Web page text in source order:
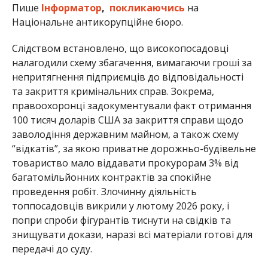
Пише Інформатор, покликаючись на
Національне антикорупційне бюро.
Слідством встановлено, що високопосадовці
налагодили схему збагачення, вимагаючи гроші за
непритягнення підприємців до відповідальності
та закриття кримінальних справ. Зокрема,
правоохоронці задокументували факт отримання
100 тисяч доларів США за закриття справи щодо
заволодіння державним майном, а також схему
“відкатів”, за якою приватне дорожньо-будівельне
товариство мало віддавати прокурорам 3% від
багатомільйонних контрактів за спокійне
проведення робіт. Злочинну діяльність
топпосадовців викрили у лютому 2026 року, і
попри спроби фігурантів тиснути на свідків та
знищувати докази, наразі всі матеріали готові для
передачі до суду.